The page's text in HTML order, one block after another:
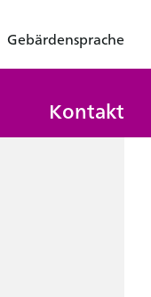
Gebärdensprache
Kontakt